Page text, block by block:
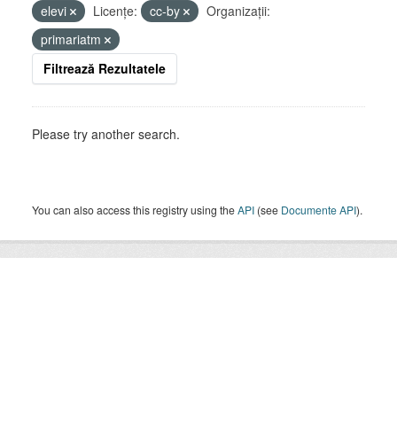
elevi
Licenţe: cc-by
Organizații:
primariatm
Filtrează Rezultatele
Please try another search.
You can also access this registry using theAPI (see Documente API).